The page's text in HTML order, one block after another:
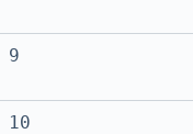
9
10